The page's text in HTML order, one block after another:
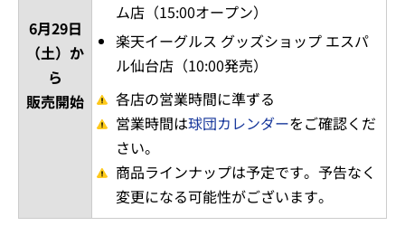
6月29日
（土）か
ら
販売開始
ム店（15:00オープン）
楽天イーグルス グッズショップ エスパ
ル仙台店（10:00発売）
各店の営業時間に準ずる
営業時間は球団カレンダーをご確認くだ
さい。
商品ラインナップは予定です。予告なく
変更になる可能性がございます。